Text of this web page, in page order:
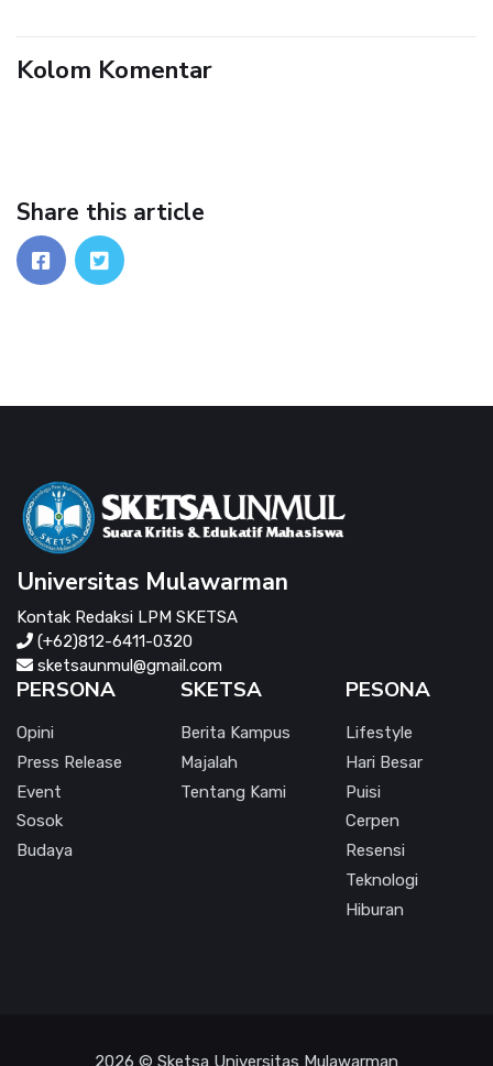
Kolom Komentar
Share this article
Universitas Mulawarman
Kontak Redaksi LPM SKETSA
(+62)812-6411-0320
sketsaunmul@gmail.com
PERSONA
Opini
Press Release
Event
Sosok
Budaya
SKETSA
Berita Kampus
Majalah
Tentang Kami
PESONA
Lifestyle
Hari Besar
Puisi
Cerpen
Resensi
Teknologi
Hiburan